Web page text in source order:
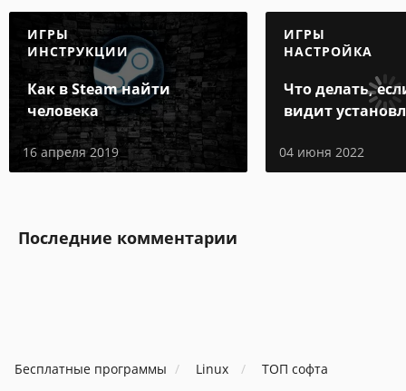
ИГРЫ
ИНСТРУКЦИИ
Как в Steam найти
человека
16 апреля 2019
ИГРЫ
НАСТРОЙКА
Что делать,
видит
04 июня 2022
Последние комментарии
Бесплатные программы Linux ТОП софта